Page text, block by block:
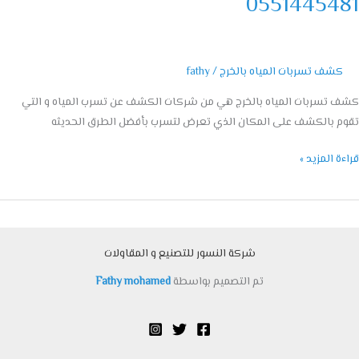
كشف تسربات المياه بالخرج/
fathy
تسربات المياه بالخرج هي من شركات الكشف عن تسرب المياه و التي
بالكشف على المكان الذي تعرض لتسرب بأفضل الطرق الحديثه
المزيد »
شركة النسور للتصنيع و المقاولات
تم التصميم بواسطةFathy mohamed